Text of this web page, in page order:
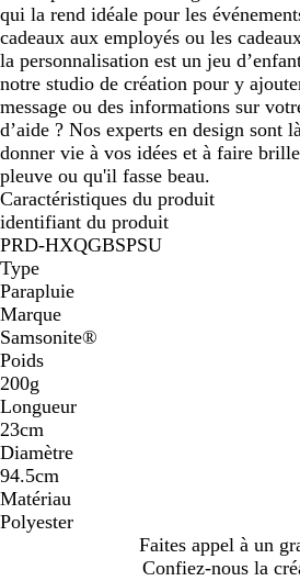
u
x
qui la rend idéale pour les
cadeaux aux employés ou les
la personnalisation est un jeu
notre studio de création pour y
message ou des informations sur
d’aide ? Nos experts en design sont
donner vie à vos idées et à faire
pleuve ou qu'il fasse beau.
Caractéristiques du produit
identifiant du produit
PRD-HXQGBSPSU
Type
Parapluie
Marque
Samsonite®
Poids
200g
Longueur
23cm
Diamètre
94.5cm
Matériau
Polyester
Faites appel à un
Confiez-nous la